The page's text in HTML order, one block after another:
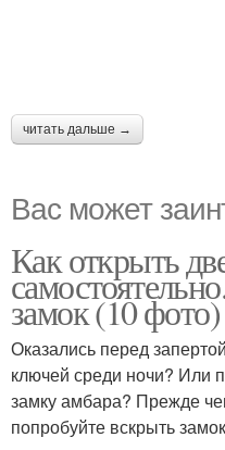
читать дальше →
Вас может
Как открыть
замок (10 фото)
Оказались перед
ключей среди ночи? Или
замку амбара? Прежде
попробуйте вскрыть